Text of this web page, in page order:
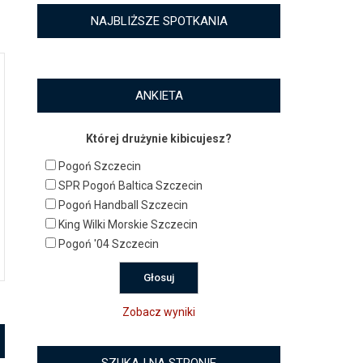
NAJBLIŻSZE SPOTKANIA
ANKIETA
Której drużynie kibicujesz?
Pogoń Szczecin
SPR Pogoń Baltica Szczecin
Pogoń Handball Szczecin
King Wilki Morskie Szczecin
Pogoń '04 Szczecin
Zobacz wyniki